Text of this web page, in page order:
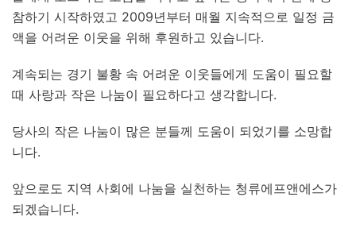
참하기 시작하였고 2009년부터 매월 지속적으로 일정 금
액을 어려운 이웃을 위해 후원하고 있습니다.
계속되는 경기 불황 속 어려운 이웃들에게 도움이 필요할
때 사랑과 작은 나눔이 필요하다고 생각합니다.
당사의 작은 나눔이 많은 분들께 도움이 되었기를 소망합
니다.
앞으로도 지역 사회에 나눔을 실천하는 청류에프앤에스가
되겠습니다.